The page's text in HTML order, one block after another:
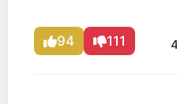
94 111